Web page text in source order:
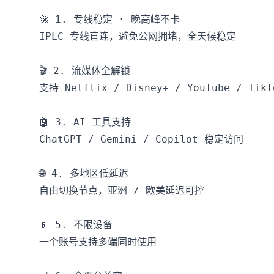
🚀 1. 专线稳定 · 晚高峰不卡
IPLC 专线直连，避免公网拥堵，全天候稳定
🎬 2. 流媒体全解锁
支持 Netflix / Disney+ / YouTube /
🤖 3. AI 工具支持
ChatGPT / Gemini / Copilot 稳定访问
🌐 4. 多地区低延迟
自由切换节点，亚洲 / 欧美延迟可控
📱 5. 不限设备
一个账号支持多端同时使用